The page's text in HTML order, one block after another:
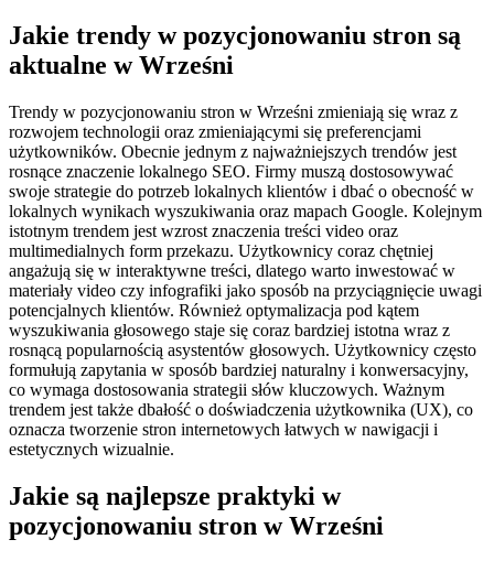
Jakie trendy w pozycjonowaniu stron są
aktualne w Wrześni
Trendy w pozycjonowaniu stron w Wrześni zmieniają się wraz z
rozwojem technologii oraz zmieniającymi się preferencjami
użytkowników. Obecnie jednym z najważniejszych trendów jest
rosnące znaczenie lokalnego SEO. Firmy muszą dostosowywać
swoje strategie do potrzeb lokalnych klientów i dbać o obecność w
lokalnych wynikach wyszukiwania oraz mapach Google. Kolejnym
istotnym trendem jest wzrost znaczenia treści video oraz
multimedialnych form przekazu. Użytkownicy coraz chętniej
angażują się w interaktywne treści, dlatego warto inwestować w
materiały video czy infografiki jako sposób na przyciągnięcie uwagi
potencjalnych klientów. Również optymalizacja pod kątem
wyszukiwania głosowego staje się coraz bardziej istotna wraz z
rosnącą popularnością asystentów głosowych. Użytkownicy często
formułują zapytania w sposób bardziej naturalny i konwersacyjny,
co wymaga dostosowania strategii słów kluczowych. Ważnym
trendem jest także dbałość o doświadczenia użytkownika (UX), co
oznacza tworzenie stron internetowych łatwych w nawigacji i
estetycznych wizualnie.
Jakie są najlepsze praktyki w
pozycjonowaniu stron w Wrześni